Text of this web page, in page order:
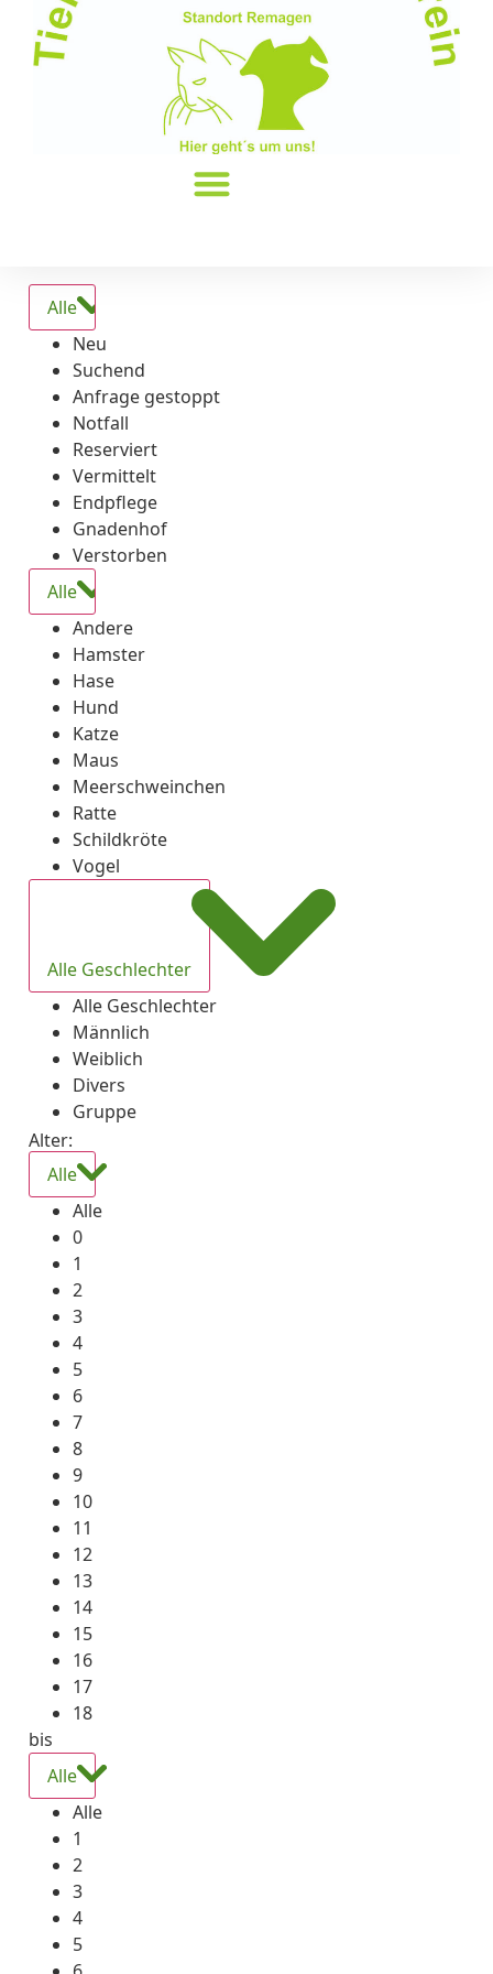
Alle
Neu
Suchend
Anfrage gestoppt
Notfall
Reserviert
Vermittelt
Endpflege
Gnadenhof
Verstorben
Alle
Andere
Hamster
Hase
Hund
Katze
Maus
Meerschweinchen
Ratte
Schildkröte
Vogel
Alle Geschlechter
Alle Geschlechter
Männlich
Weiblich
Divers
Gruppe
Alter:
Alle
Alle
0
1
2
3
4
5
6
7
8
9
10
11
12
13
14
15
16
17
18
bis
Alle
Alle
1
2
3
4
5